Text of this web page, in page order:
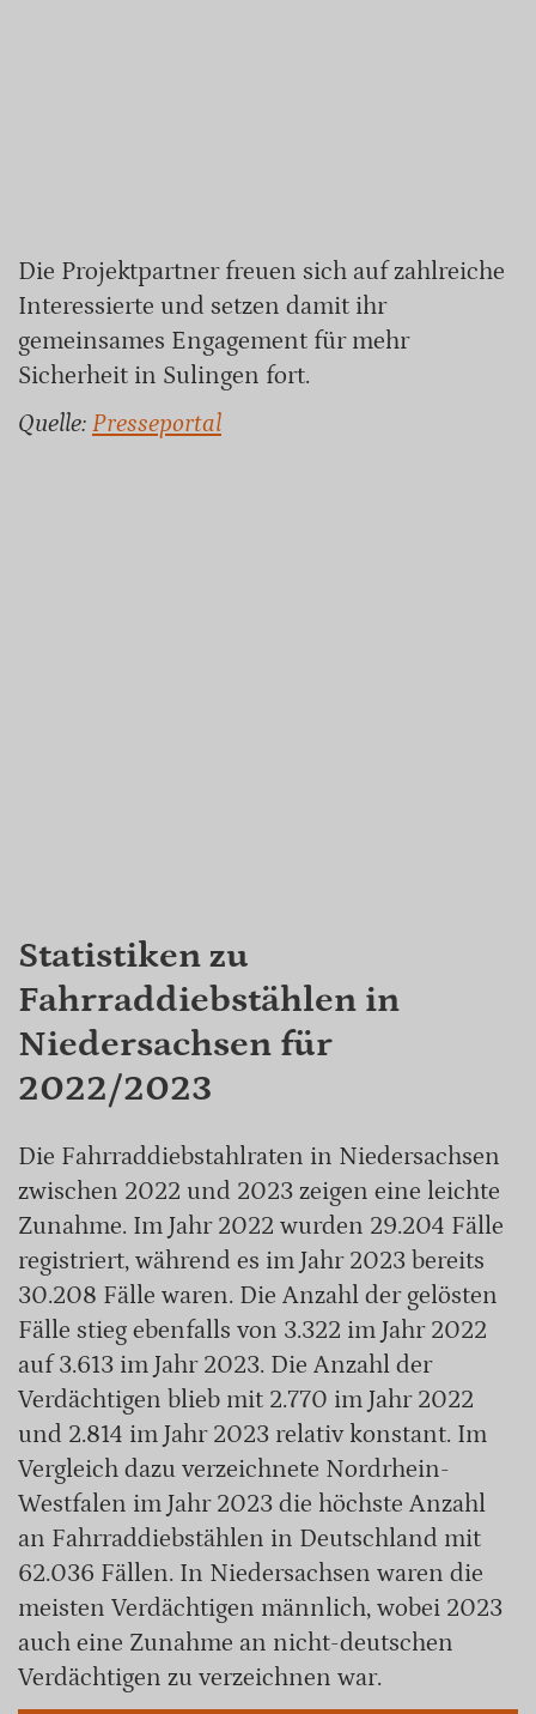
Die Projektpartner freuen sich auf zahlreiche
Interessierte und setzen damit ihr
gemeinsames Engagement für mehr
Sicherheit in Sulingen fort.
Quelle: Presseportal
Statistiken zu
Fahrraddiebstählen in
Niedersachsen für
2022/2023
Die Fahrraddiebstahlraten in Niedersachsen
zwischen 2022 und 2023 zeigen eine leichte
Zunahme. Im Jahr 2022 wurden 29.204 Fälle
registriert, während es im Jahr 2023 bereits
30.208 Fälle waren. Die Anzahl der gelösten
Fälle stieg ebenfalls von 3.322 im Jahr 2022
auf 3.613 im Jahr 2023. Die Anzahl der
Verdächtigen blieb mit 2.770 im Jahr 2022
und 2.814 im Jahr 2023 relativ konstant. Im
Vergleich dazu verzeichnete Nordrhein-
Westfalen im Jahr 2023 die höchste Anzahl
an Fahrraddiebstählen in Deutschland mit
62.036 Fällen. In Niedersachsen waren die
meisten Verdächtigen männlich, wobei 2023
auch eine Zunahme an nicht-deutschen
Verdächtigen zu verzeichnen war.